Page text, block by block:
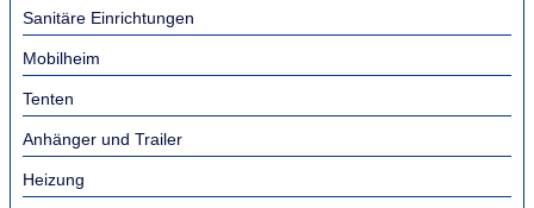
Sanitäre Einrichtungen
Mobilheim
Tenten
Anhänger und Trailer
Heizung